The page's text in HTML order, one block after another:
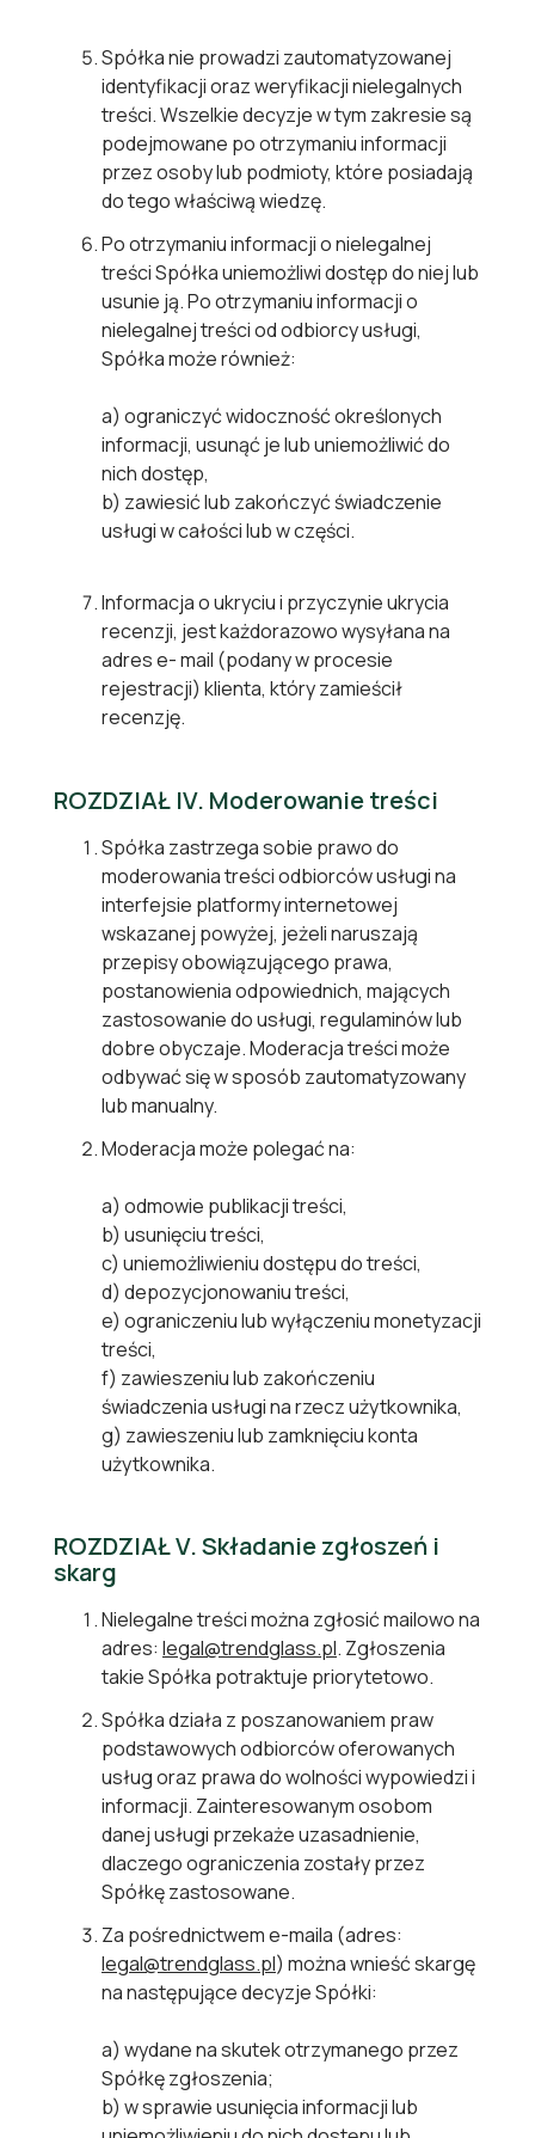
Spółka nie prowadzi zautomatyzowanej
identyfikacji oraz weryfikacji nielegalnych
treści. Wszelkie decyzje w tym zakresie są
podejmowane po otrzymaniu informacji
przez osoby lub podmioty, które posiadają
do tego właściwą wiedzę.
Po otrzymaniu informacji o nielegalnej
treści Spółka uniemożliwi dostęp do niej lub
usunie ją. Po otrzymaniu informacji o
nielegalnej treści od odbiorcy usługi,
Spółka może również:
a) ograniczyć widoczność określonych
informacji, usunąć je lub uniemożliwić do
nich dostęp,
b) zawiesić lub zakończyć świadczenie
usługi w całości lub w części.
Informacja o ukryciu i przyczynie ukrycia
recenzji, jest każdorazowo wysyłana na
adres e- mail (podany w procesie
rejestracji) klienta, który zamieścił
recenzję.
ROZDZIAŁ IV. Moderowanie treści
Spółka zastrzega sobie prawo do
moderowania treści odbiorców usługi na
interfejsie platformy internetowej
wskazanej powyżej, jeżeli naruszają
przepisy obowiązującego prawa,
postanowienia odpowiednich, mających
zastosowanie do usługi, regulaminów lub
dobre obyczaje. Moderacja treści może
odbywać się w sposób zautomatyzowany
lub manualny.
Moderacja może polegać na:
a) odmowie publikacji treści,
b) usunięciu treści,
c) uniemożliwieniu dostępu do treści,
d) depozycjonowaniu treści,
e) ograniczeniu lub wyłączeniu monetyzacji
treści,
f) zawieszeniu lub zakończeniu
świadczenia usługi na rzecz użytkownika,
g) zawieszeniu lub zamknięciu konta
użytkownika.
ROZDZIAŁ V. Składanie zgłoszeń i
skarg
Nielegalne treści można zgłosić mailowo na
adres: legal@trendglass.pl. Zgłoszenia
takie Spółka potraktuje priorytetowo.
Spółka działa z poszanowaniem praw
podstawowych odbiorców oferowanych
usług oraz prawa do wolności wypowiedzi i
informacji. Zainteresowanym osobom
danej usługi przekaże uzasadnienie,
dlaczego ograniczenia zostały przez
Spółkę zastosowane.
Za pośrednictwem e-maila (adres:
legal@trendglass.pl) można wnieść skargę
na następujące decyzje Spółki:
a) wydane na skutek otrzymanego przez
Spółkę zgłoszenia;
b) w sprawie usunięcia informacji lub